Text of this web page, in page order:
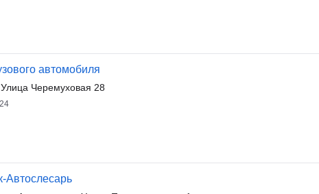
автомобиля
Черемуховая 28
Автослесарь